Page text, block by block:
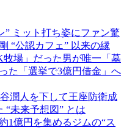
” ミット打ち姿にファン驚
“公認カフェ” 以来の縁
場」だった男が唯一「墓
た「選挙で3億円借金」へ
潤人を下して王座防衛成
未来予想図” とは
1億円を集めるジムの“ス